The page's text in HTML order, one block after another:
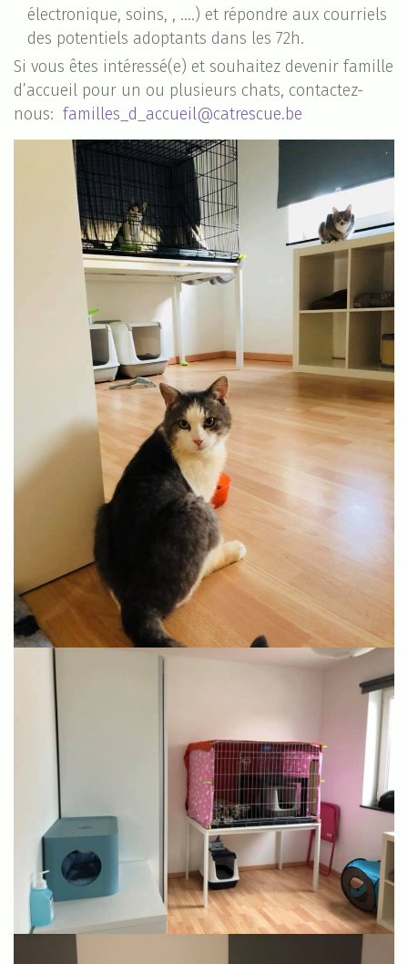
électronique, soins, , ….) et répondre aux courriels
des potentiels adoptants dans les 72h.
Si vous êtes intéressé(e) et souhaitez devenir famille
d’accueil pour un ou plusieurs chats, contactez-
nous: familles_d_accueil@catrescue.be